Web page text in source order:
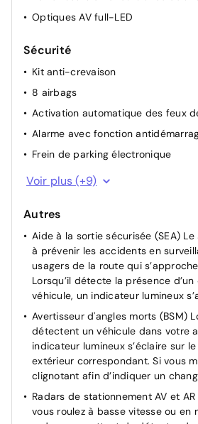
Optiques AV full-LED
Sécurité
Kit anti-crevaison
8 airbags
Activation automatique des feux
Alarme avec fonction
Frein de parking électronique
Kit de réparation anti-crevaison
Lunette et vitres AR surteintées
Rétroviseur intérieur
Système d'appel d'urgence
Système de rappel pour les sièges
Vitres AV/AR électriques
Feux antibrouillard full LED
Feux AR à LED
Voir plus (+9)
Autres
Aide à la sortie sécurisée (SEA)
à prévenir les accidents en
usagers de la route qui
Lorsqu’il détecte la présence
véhicule, un indicateur lumineux
Avertisseur d'angles morts (BSM)
détectent un véhicule dans votre
indicateur lumineux s’éclaire sur
extérieur correspondant. Si vous
clignotant afin d’indiquer un
Radars de stationnement AV et AR
vous roulez à basse vitesse ou en